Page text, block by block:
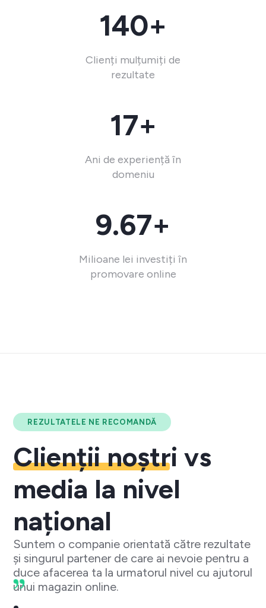
140+
Clienți mulțumiți de
rezultate
17+
Ani de experiență în
domeniu
9.67+
Milioane lei investiți în
promovare online
REZULTATELE NE RECOMANDĂ
Clienții noștri vs
media la nivel
național
Suntem o companie orientată către rezultate
și singurul partener de care ai nevoie pentru a
duce afacerea ta la urmatorul nivel cu ajutorul
unui magazin online.